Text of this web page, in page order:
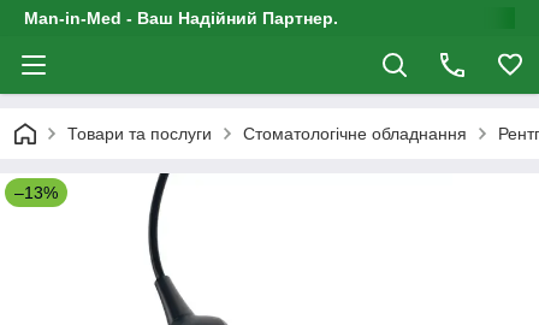
Man-in-Med - Ваш Надійний Партнер.
Товари та послуги Стоматологічне обладнання
–13%